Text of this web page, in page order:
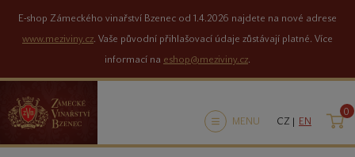
E-shop Zámeckého vinařství Bzenec od 1.4.2026 najdete na nové adrese
www.meziviny.cz. Vaše původní přihlašovací údaje zůstávají platné. Více
informací na eshop@meziviny.cz.
MENU CZ | EN
0